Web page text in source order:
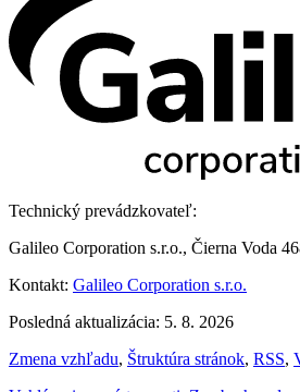
Technický prevádzkovateľ:
Galileo Corporation s.r.o., Čierna Voda
Kontakt: Galileo Corporation s.r.o.
Posledná aktualizácia: 5. 8. 2026
Zmena vzhľadu, Štruktúra stránok, RSS,